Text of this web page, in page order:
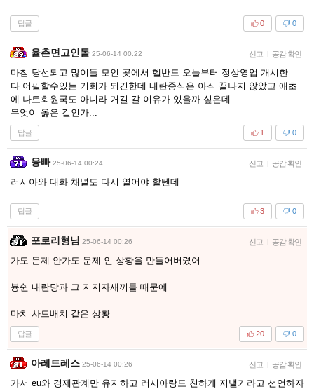
답글 0
0
율촌면고인돌 25-06-14 00:22 신고 | 공감 확인
마침 당선되고 많이들 모인 곳에서 헬반도 오늘부터 정상영업 개시한
다 어필할수있는 기회가 되긴한데 내란종식은 아직 끝나지 않았고 애초
에 나토회원국도 아니라 거길 갈 이유가 있을까 싶은데.
무엇이 옳은 길인가...
답글 0
1
융빠 25-06-14 00:24 신고 | 공감 확인
러시아와 대화 채널도 다시 열어야 할텐데
답글 0
3
포로리형님 25-06-14 00:26 신고 | 공감 확인
가도 문제 안가도 문제 인 상황을 만들어버렸어
븅쉰 내란당과 그 지지자새끼들 때문에
마치 사드배치 같은 상황
답글 0
20
아레트레스 25-06-14 00:26 신고 | 공감 확인
가서 eu와 경제관계만 유지하고 러시아랑도 친하게 지낼거라고 선언하자